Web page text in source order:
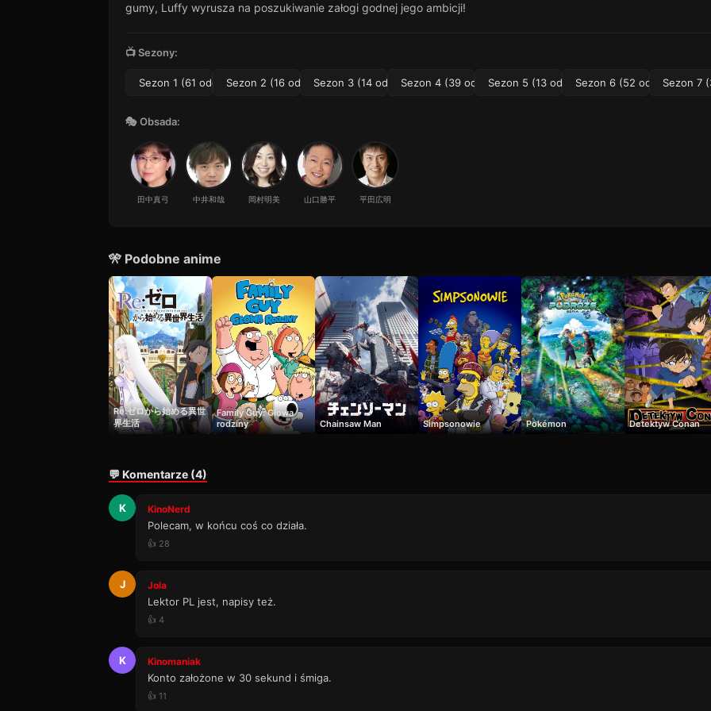
32 min · Sezon 1
27 min · Sezon 1
Odcinek 14
39 min · Sezon 1
15 Odcinek 15
16 Odcinek 16
43 min · Sezon 1
Odcinek 17
18
49 min · Sezon 1
19 Odcinek 19
31 min · Sezon 1
20 Odcinek 20
44 min · Sezon 1
21 Odcinek 21
33 min · Sezon 1
22 Odcinek 22
26 min · Sezon 1
23 min · Sezon 1
24
41 min · Sezon 1
Odcinek 25
26 Odcinek 26
47 min · Sezon 1
Odcinek 27
28 Odcinek 28
31 min · Sezon 1
gumy, Luffy wyrusza na poszukiwanie załogi godnej jego ambicji!
📺 Sezony:
Sezon 1 (61 odc.) Sezon 2 (16 odc.) Sezon 3 (14 odc.) Sezon 4 (39 odc.)Sezon 5 (13 odc.) Sezon 6 (52 odc.)Sezon 7
🎭 Obsada:
田中真弓 中井和哉 岡村明美 山口勝平 平田広明
🎌 Podobne anime
Re:ゼロから始める異世
界生活
Family Guy: Głowa
rodziny
Chainsaw Man Simpsonowie Pokémon Detektyw Conan
💬 Komentarze (4)
K KinoNerd
Polecam, w końcu coś co działa.
👍 28
J Jola
Lektor PL jest, napisy też.
👍 4
K Kinomaniak
Konto założone w 30 sekund i śmiga.
👍 11